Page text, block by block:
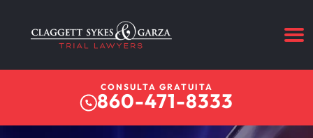
CONSULTA GRATUITA
860-471-8333